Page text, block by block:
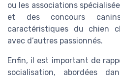
ou les associations
et des concours
caractéristiques du chien
avec d’autres passionnés.
Enfin, il est important de
socialisation, abordées